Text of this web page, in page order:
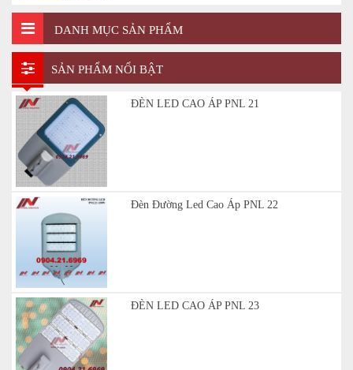
DANH MỤC SẢN PHẨM
SẢN PHẨM NỔI BẬT
ĐÈN LED CAO ÁP PNL 21
Đèn Đường Led Cao Áp PNL 22
ĐÈN LED CAO ÁP PNL 23